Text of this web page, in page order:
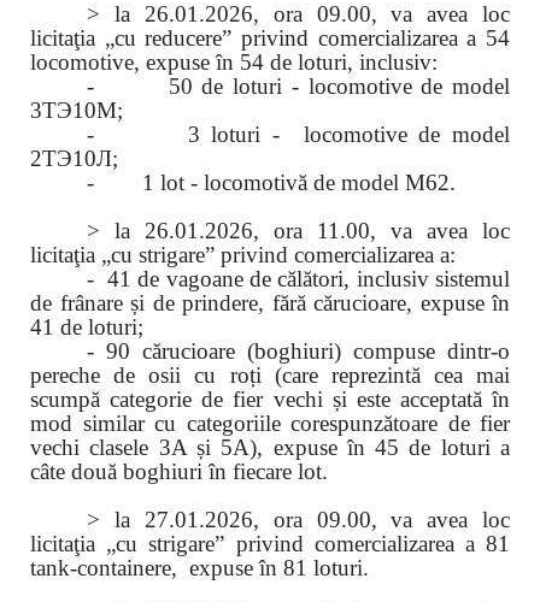
> la 26.01.2026, ora 09.00, va avea loc
licitaţia „cu reducere” privind comercializarea a 54
locomotive, expuse în 54 de loturi, inclusiv:
- 50 de loturi - locomotive de model
3ТЭ10М;
- 3 loturi - locomotive de model
2ТЭ10Л;
- 1 lot - locomotivă de model M62.
> la 26.01.2026, ora 11.00, va avea loc
licitaţia „cu strigare” privind comercializarea a:
- 41 de vagoane de călători, inclusiv sistemul
de frânare și de prindere, fără cărucioare, expuse în
41 de loturi;
- 90 cărucioare (boghiuri) compuse dintr-o
pereche de osii cu roți (care reprezintă cea mai
scumpă categorie de fier vechi și este acceptată în
mod similar cu categoriile corespunzătoare de fier
vechi clasele 3A și 5A), expuse în 45 de loturi a
câte două boghiuri în fiecare lot.
> la 27.01.2026, ora 09.00, va avea loc
licitaţia „cu strigare” privind comercializarea a81
tank-containere, expuse în 81 loturi.